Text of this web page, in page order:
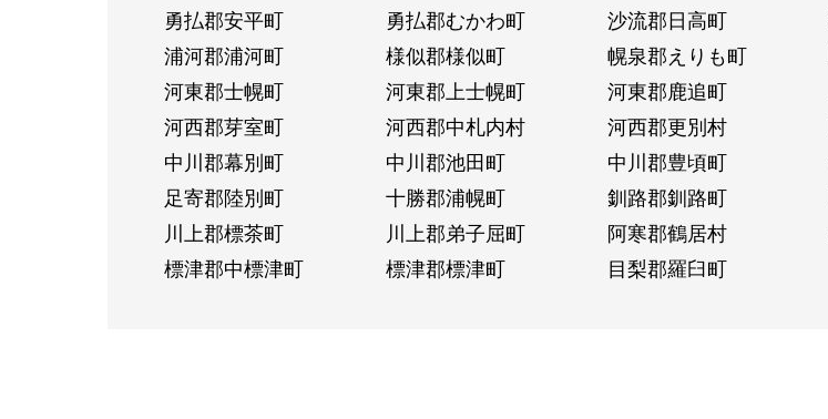
勇払郡安平町
勇払郡むかわ町 沙流郡日高町
浦河郡浦河町
様似郡様似町 幌泉郡えりも町
河東郡士幌町
河東郡上士幌町 河東郡鹿追町
河西郡芽室町
河西郡中札内村 河西郡更別村
中川郡幕別町
中川郡池田町 中川郡豊頃町
足寄郡陸別町
十勝郡浦幌町 釧路郡釧路町
川上郡標茶町
川上郡弟子屈町 阿寒郡鶴居村
標津郡中標津町
標津郡標津町 目梨郡羅臼町